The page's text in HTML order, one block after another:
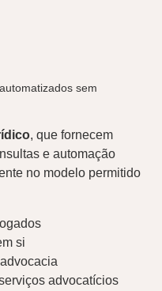
sem
, que fornecem
e automação
no modelo permitido
si
advocatícios